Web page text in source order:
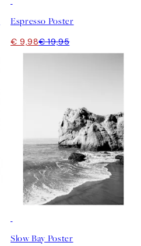
Espresso Poster
€ 9,98€ 19,95
Slow Bay Poster